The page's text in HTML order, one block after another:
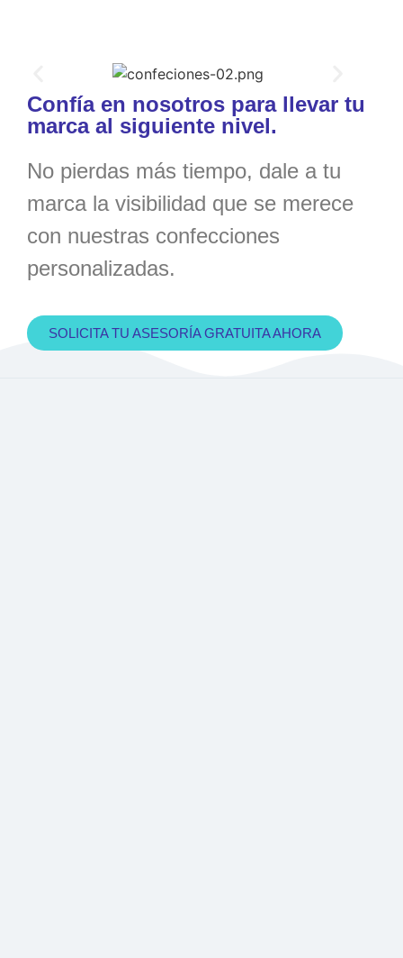
Confía en nosotros para llevar tu
marca al siguiente nivel.
No pierdas más tiempo, dale a tu
marca la visibilidad que se merece
con nuestras confecciones
personalizadas.
SOLICITA TU ASESORÍA GRATUITA AHORA